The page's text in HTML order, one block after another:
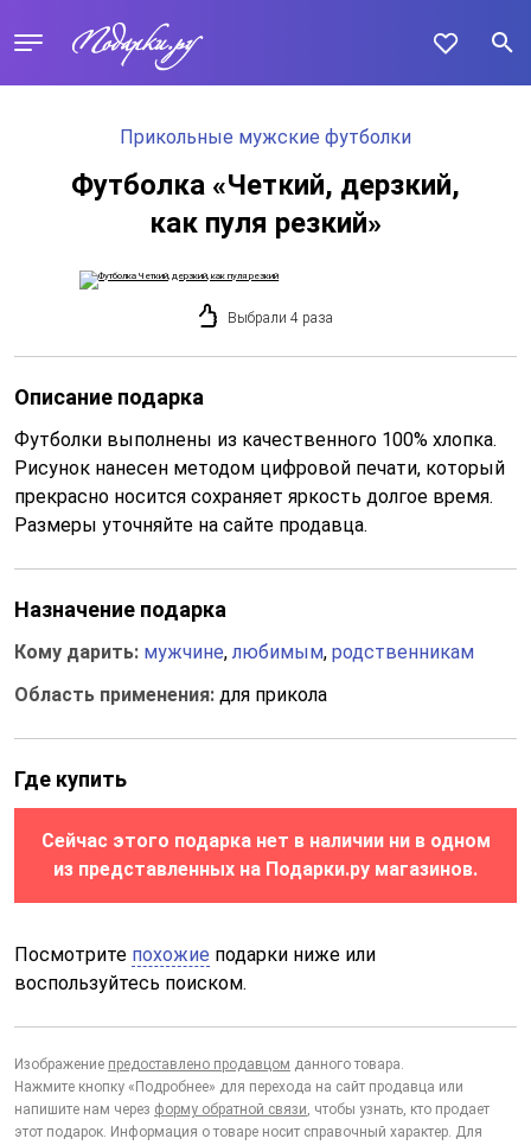
Прикольные мужские футболки
Футболка «Четкий, дерзкий,
как пуля резкий»
Выбрали 4 раза
Описание подарка
Футболки выполнены из качественного 100% хлопка.
Рисунок нанесен методом цифровой печати, который
прекрасно носится сохраняет яркость долгое время.
Размеры уточняйте на сайте продавца.
Назначение подарка
Кому дарить: мужчине,любимым, родственникам
Область применения: для прикола
Где купить
Сейчас этого подарка нет в наличии ни в одном
из представленных на Подарки.ру магазинов.
Посмотрите похожие подарки ниже или
воспользуйтесь поиском.
Изображение предоставлено продавцом данного товара.
Нажмите кнопку «Подробнее» для перехода на сайт продавца или
напишите нам через форму обратной связи, чтобы узнать, кто продает
этот подарок. Информация о товаре носит справочный характер. Для